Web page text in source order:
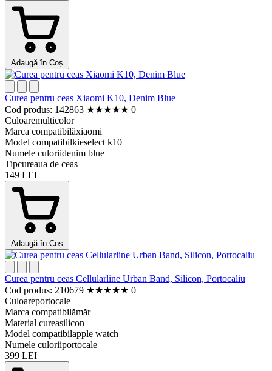
Adaugă în Coș
Curea pentru ceas Xiaomi K10, Denim Blue
Cod produs: 142863 ★★★★★ 0
Culoaremulticolor
Marca compatibilăxiaomi
Model compatibilkieselect k10
Numele culoriidenim blue
Tipcureaua de ceas
149 LEI
Adaugă în Coș
Curea pentru ceas Cellularline Urban Band, Silicon, Portocaliu
Cod produs: 210679 ★★★★★ 0
Culoareportocale
Marca compatibilămăr
Material cureasilicon
Model compatibilapple watch
Numele culoriiportocale
399 LEI